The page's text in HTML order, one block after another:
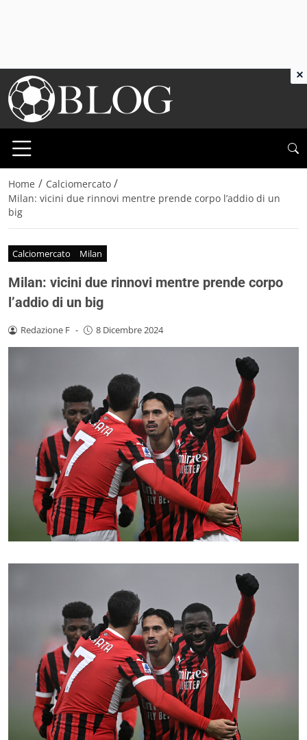
Home / Calciomercato /
Milan: vicini due rinnovi mentre prende corpo l’addio di un
big
Calciomercato Milan
Milan: vicini due rinnovi mentre prende corpo
l’addio di un big
Redazione F - 8 Dicembre 2024
×